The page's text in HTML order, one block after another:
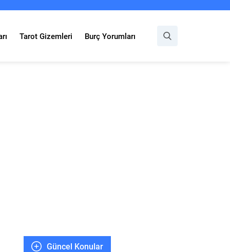
Tarot Gizemleri Burç Yorumları
Güncel Konular